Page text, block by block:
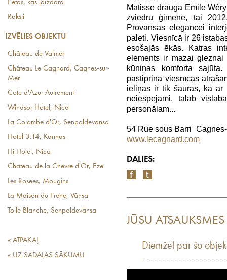
Lietas, kas jāizdara
Raksti
IZVĒLIES OBJEKTU
Château de Valmer
Château Le Cagnard, Cagnes-sur-
Mer
Cote d'Azur Autrement
Windsor Hotel, Nica
La Colombe d'Or, Senpoldevānsa
Hotel 3.14, Kannas
Hi Hotel, Nica
Chateau de la Chevre d'Or, Eze
Les Rosees, Mougins
La Maison du Frene, Vānsa
Toile Blanche, Senpoldevānsa
« ATPAKAĻ
« UZ SADAĻAS SĀKUMU
Matisse drauga Emile
zviedru ģimene, tai
Provansas elegancei
paleti. Viesnīcā ir 26
esošajās ēkās. Katras
elements ir mazai
kūniņas komforta
pastiprina viesnīcas
ieliņas ir tik šauras, ka ar
neiespējami, tālab
personālam...
54 Rue sous Barri
www.lecagnard.com
DALIES:
JŪSU ATSAUKSMES
Diemžēl par šo